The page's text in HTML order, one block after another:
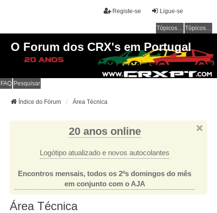
Ligue-se
Registe-se
Tópicos sem resposta Tópicos ativos
O Forum dos CRX's em Portugal
FAQ Pesquisar
Índice do Fórum Área Técnica
20 anos online
Logótipo atualizado e novos autocolantes
Encontros mensais, todos os 2ºs domingos do mês
em conjunto com o AJA
Área Técnica